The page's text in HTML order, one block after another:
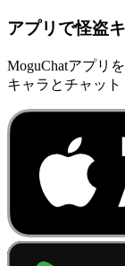
アプリで怪盗
MoguChatアプリ
キャラとチャット